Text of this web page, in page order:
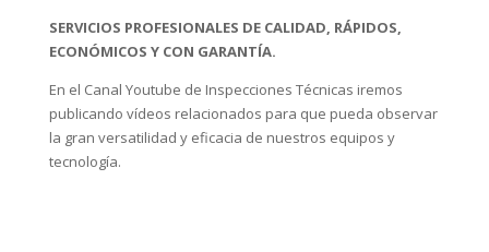
SERVICIOS PROFESIONALES DE CALIDAD, RÁPIDOS,
ECONÓMICOS Y CON GARANTÍA.
En el Canal Youtube de Inspecciones Técnicas iremos
publicando vídeos relacionados para que pueda observar
la gran versatilidad y eficacia de nuestros equipos y
tecnología.